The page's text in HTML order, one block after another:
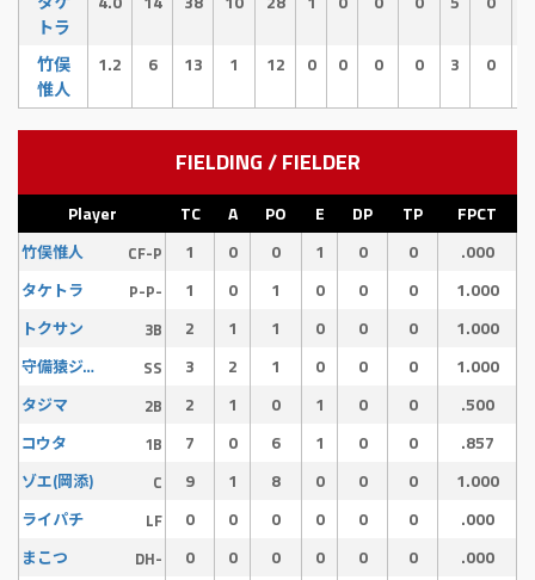
トラ
竹俣
惟人
1.2 6 13 1 12 0 0 0 0 3 0
FIELDING / FIELDER
Player TC A PO E DP TP FPCT
竹俣惟人 CF-P 1 0 0 1 0 0 .000
タケトラ P-P- 1 0 1 0 0 0 1.000
トクサン 3B 2 1 1 0 0 0 1.000
守備猿ジュン SS 3 2 1 0 0 0 1.000
タジマ 2B 2 1 0 1 0 0 .500
コウタ 1B 7 0 6 1 0 0 .857
ゾエ(岡添) C 9 1 8 0 0 0 1.000
ライパチ LF 0 0 0 0 0 0 .000
まこつ DH- 0 0 0 0 0 0 .000